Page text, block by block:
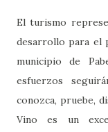
El turismo
desarrollo para el
municipio de
esfuerzos
conozca, pruebe,
Vino es un